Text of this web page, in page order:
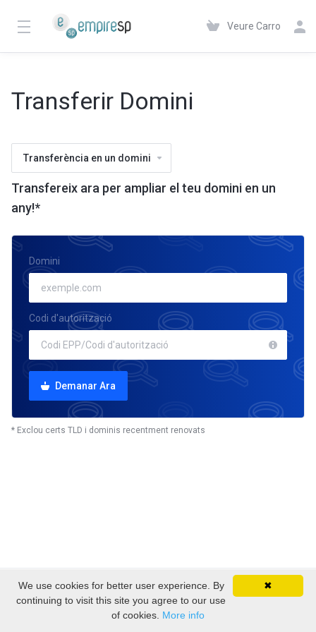
Veure Carro
Transferir Domini
Transferència en un domini
Transfereix ara per ampliar el teu domini en un
any!*
Domini
Codi d'autorització
Demanar Ara
* Exclou certs TLD i dominis recentment renovats
Drets d'autor © 2026 EmpireSP - Serviços de
Alojamento. Tots els drets reservats.
✖
We use cookies for better user experience. By
continuing to visit this site you agree to our use
of cookies. More info